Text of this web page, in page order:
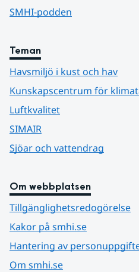
SMHI-podden
Teman
Havsmiljö i kust och hav
Kunskapscentrum för
Luftkvalitet
SIMAIR
Sjöar och vattendrag
Om webbplatsen
Tillgänglighetsredogörelse
Kakor på smhi.se
Hantering av
Om smhi.se